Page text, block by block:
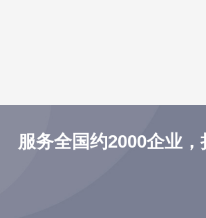
服务全国约2000企业